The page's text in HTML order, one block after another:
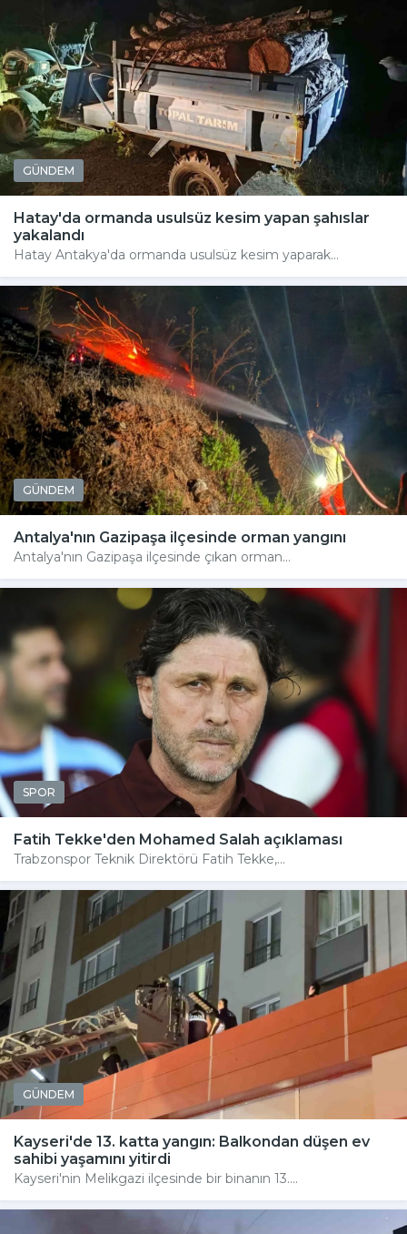
GÜNDEM
Hatay'da ormanda usulsüz kesim yapan şahıslar
yakalandı
Hatay Antakya'da ormanda usulsüz kesim yaparak...
GÜNDEM
Antalya'nın Gazipaşa ilçesinde orman yangını
Antalya'nın Gazipaşa ilçesinde çıkan orman...
SPOR
Fatih Tekke'den Mohamed Salah açıklaması
Trabzonspor Teknik Direktörü Fatih Tekke,...
GÜNDEM
Kayseri'de 13. katta yangın: Balkondan düşen ev
sahibi yaşamını yitirdi
Kayseri'nin Melikgazi ilçesinde bir binanın 13....